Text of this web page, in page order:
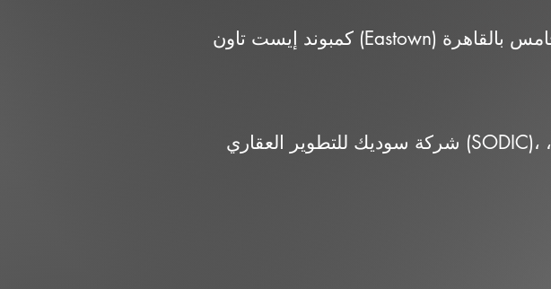
كمبوند إيست تاون (Eastown) هو مشروع سكني متكامل يُعد مدينة قائمة بذاتها في التجمع الخامس بالقاهرة
شركة سوديك للتطوير العقاري (SODIC)، من الشركات الرائدة في السوق المصري منذ أكثر من 20 عاماً،